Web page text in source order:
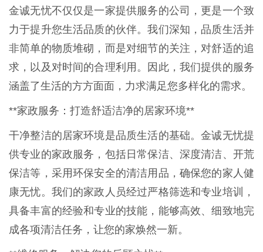
金诚无忧不仅仅是一家提供服务的公司，更是一个致
力于提升您生活品质的伙伴。我们深知，品质生活并
非简单的物质堆砌，而是对细节的关注，对舒适的追
求，以及对时间的合理利用。因此，我们提供的服务
涵盖了生活的方方面面，力求满足您多样化的需求。
**家政服务：打造舒适洁净的居家环境**
干净整洁的居家环境是品质生活的基础。金诚无忧提
供专业的家政服务，包括日常保洁、深度清洁、开荒
保洁等，采用环保安全的清洁用品，确保您的家人健
康无忧。我们的家政人员经过严格筛选和专业培训，
具备丰富的经验和专业的技能，能够高效、细致地完
成各项清洁任务，让您的家焕然一新。